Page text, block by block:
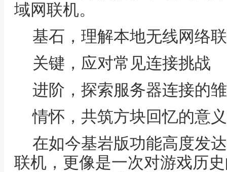
域网联机。
基石，理解本地无线网络
关键，应对常见连接挑战
进阶，探索服务器连接的
情怀，共筑方块回忆的意义
在如今基岩版功能高度发
联机，更像是一次对游戏历